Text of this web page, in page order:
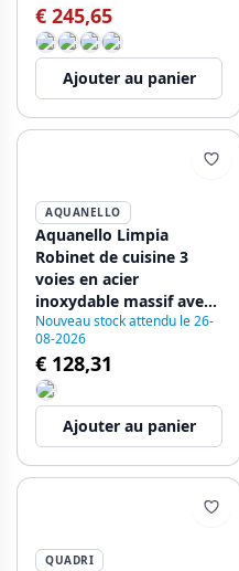
€ 245,65
Ajouter au panier
AQUANELLO
Aquanello Limpia
Robinet de cuisine 3
voies en acier
inoxydable massif avec
eau filtrée SS-1600-LP
Nouveau stock attendu le 26-
08-2026
€ 128,31
Ajouter au panier
QUADRI